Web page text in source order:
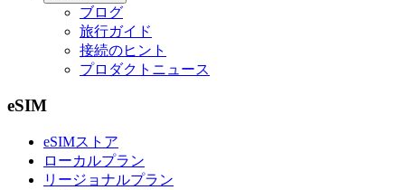
ブログ
旅行ガイド
接続のヒント
プロダクトニュース
eSIM
eSIMストア
ローカルプラン
リージョナルプラン